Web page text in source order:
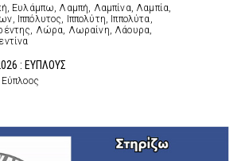
Ευλάμπω, Λαμπή, Λαμπίνα, Λαμπία,
Ιππολύτη, Ιππολύτα,
Λώρα, Λωραίνη, Λάουρα,
: ΕΥΠΛΟΥΣ